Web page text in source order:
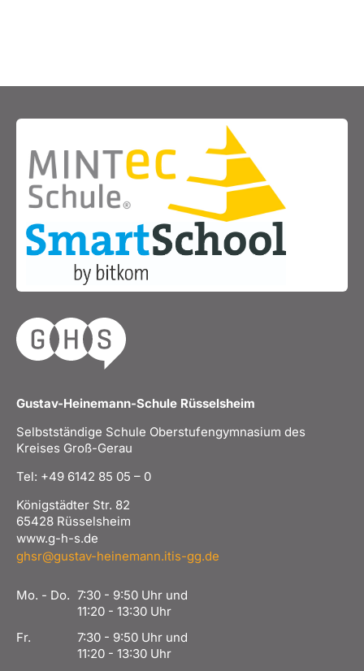
Gustav-Heinemann-Schule Rüsselsheim
Selbstständige Schule Oberstufengymnasium des
Kreises Groß-Gerau
Tel: +49 6142 85 05 – 0
Königstädter Str. 82
65428 Rüsselsheim
www.g-h-s.de
ghsr@gustav-heinemann.itis-gg.de
Mo. - Do. 7:30 - 9:50 Uhr und
11:20 - 13:30 Uhr
Fr.
7:30 - 9:50 Uhr und
11:20 - 13:30 Uhr